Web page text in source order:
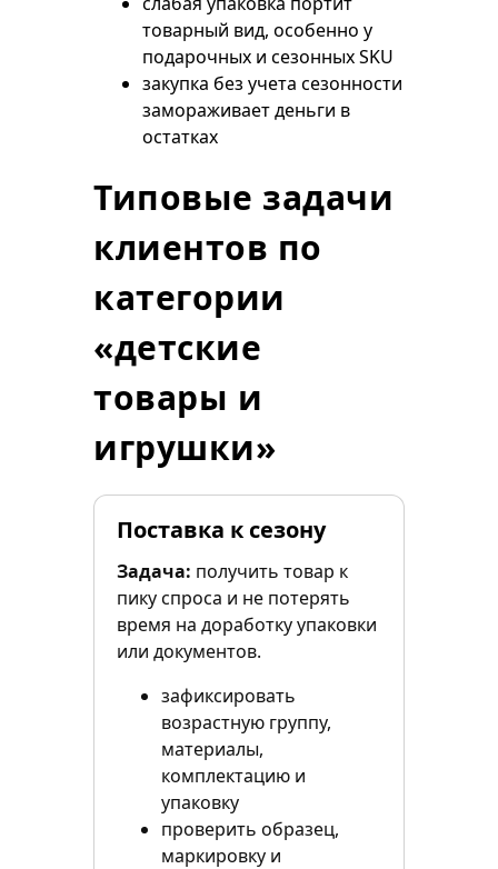
товарный вид, особенно у
подарочных и сезонных SKU
закупка без учета сезонности
замораживает деньги в
остатках
Типовые задачи
клиентов по
категории
«детские
товары и
игрушки»
Поставка к сезону
Задача: получить товар к
пику спроса и не потерять
время на доработку упаковки
или документов.
зафиксировать
возрастную группу,
материалы,
комплектацию и
упаковку
проверить образец,
маркировку и